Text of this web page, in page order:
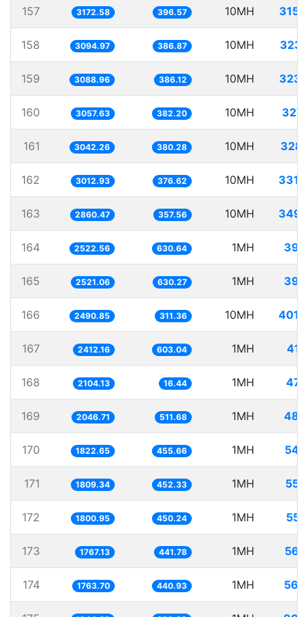
157 3172.58 396.57 10MH
158 3094.97 386.87 10MH
159 3088.96 386.12 10MH
160 3057.63 382.20 10MH
161 3042.26 380.28 10MH
162 3012.93 376.62 10MH
163 2860.47 357.56 10MH
164 2522.56 630.64 1MH
165 2521.06 630.27 1MH
166 2490.85 311.36 10MH
167 2412.16 603.04 1MH
168 2104.13 16.44 1MH
169 2046.71 511.68 1MH
170 1822.65 455.66 1MH
171 1809.34 452.33 1MH
172 1800.95 450.24 1MH
173 1767.13 441.78 1MH
174 1763.70 440.93 1MH